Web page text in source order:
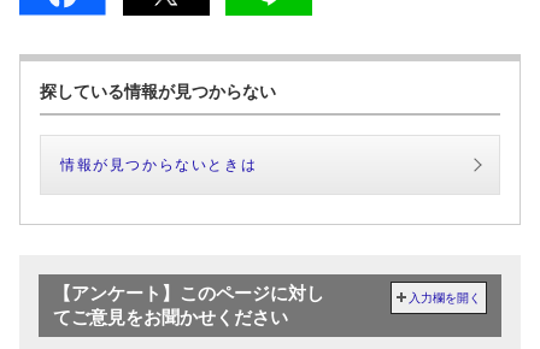
探している情報が見つからない
情報が見つからないときは
【アンケート】このページに対し
てご意見をお聞かせください
入力欄を開く